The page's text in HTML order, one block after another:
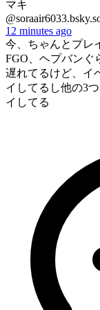
マキ
12 minutes ago
今、ちゃんとプレ
FGO、ヘプバンぐ
遅れてるけど、イ
イしてるし他の3
イしてる